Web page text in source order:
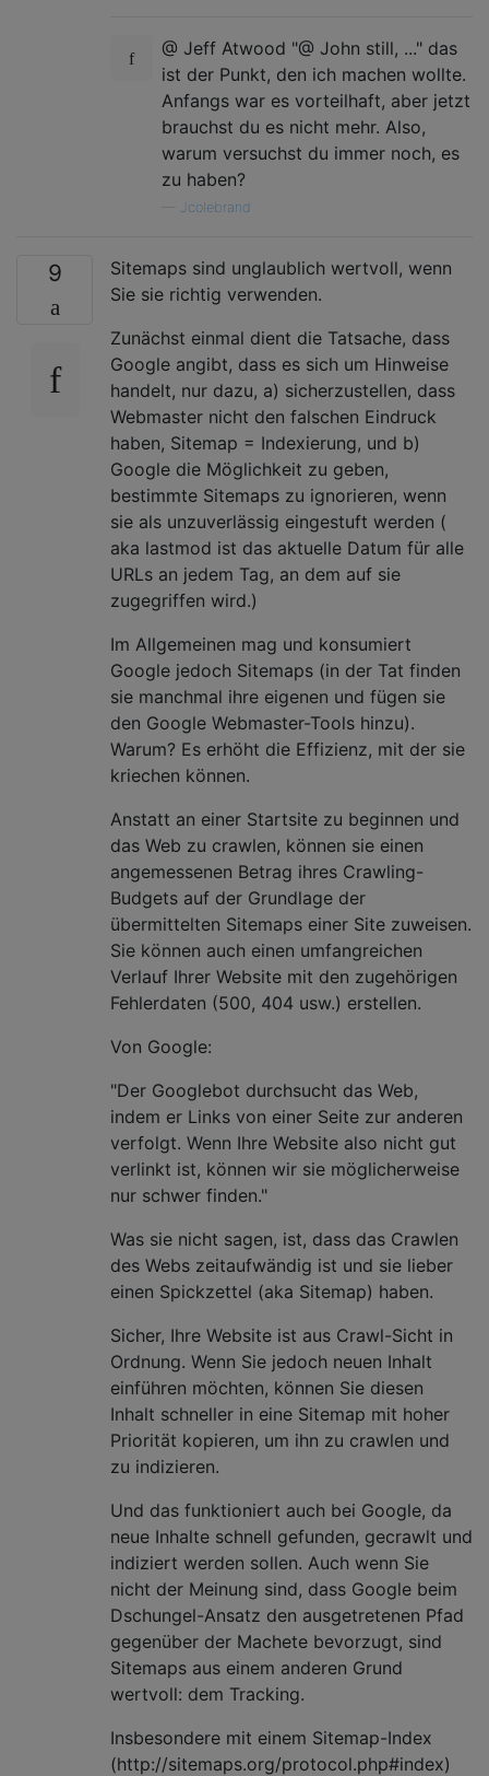
@ Jeff Atwood "@ John still, ..." das
ist der Punkt, den ich machen wollte.
Anfangs war es vorteilhaft, aber jetzt
brauchst du es nicht mehr. Also,
warum versuchst du immer noch, es
zu haben?
Jcolebrand
9
Sitemaps sind unglaublich wertvoll, wenn
Sie sie richtig verwenden.
Zunächst einmal dient die Tatsache, dass
Google angibt, dass es sich um Hinweise
handelt, nur dazu, a) sicherzustellen, dass
Webmaster nicht den falschen Eindruck
haben, Sitemap = Indexierung, und b)
Google die Möglichkeit zu geben,
bestimmte Sitemaps zu ignorieren, wenn
sie als unzuverlässig eingestuft werden (
aka lastmod ist das aktuelle Datum für alle
URLs an jedem Tag, an dem auf sie
zugegriffen wird.)
Im Allgemeinen mag und konsumiert
Google jedoch Sitemaps (in der Tat finden
sie manchmal ihre eigenen und fügen sie
den Google Webmaster-Tools hinzu).
Warum? Es erhöht die Effizienz, mit der sie
kriechen können.
Anstatt an einer Startsite zu beginnen und
das Web zu crawlen, können sie einen
angemessenen Betrag ihres Crawling-
Budgets auf der Grundlage der
übermittelten Sitemaps einer Site zuweisen.
Sie können auch einen umfangreichen
Verlauf Ihrer Website mit den zugehörigen
Fehlerdaten (500, 404 usw.) erstellen.
Von Google:
"Der Googlebot durchsucht das Web,
indem er Links von einer Seite zur anderen
verfolgt. Wenn Ihre Website also nicht gut
verlinkt ist, können wir sie möglicherweise
nur schwer finden."
Was sie nicht sagen, ist, dass das Crawlen
des Webs zeitaufwändig ist und sie lieber
einen Spickzettel (aka Sitemap) haben.
Sicher, Ihre Website ist aus Crawl-Sicht in
Ordnung. Wenn Sie jedoch neuen Inhalt
einführen möchten, können Sie diesen
Inhalt schneller in eine Sitemap mit hoher
Priorität kopieren, um ihn zu crawlen und
zu indizieren.
Und das funktioniert auch bei Google, da
neue Inhalte schnell gefunden, gecrawlt und
indiziert werden sollen. Auch wenn Sie
nicht der Meinung sind, dass Google beim
Dschungel-Ansatz den ausgetretenen Pfad
gegenüber der Machete bevorzugt, sind
Sitemaps aus einem anderen Grund
wertvoll: dem Tracking.
Insbesondere mit einem Sitemap-Index
(http://sitemaps.org/protocol.php#index)